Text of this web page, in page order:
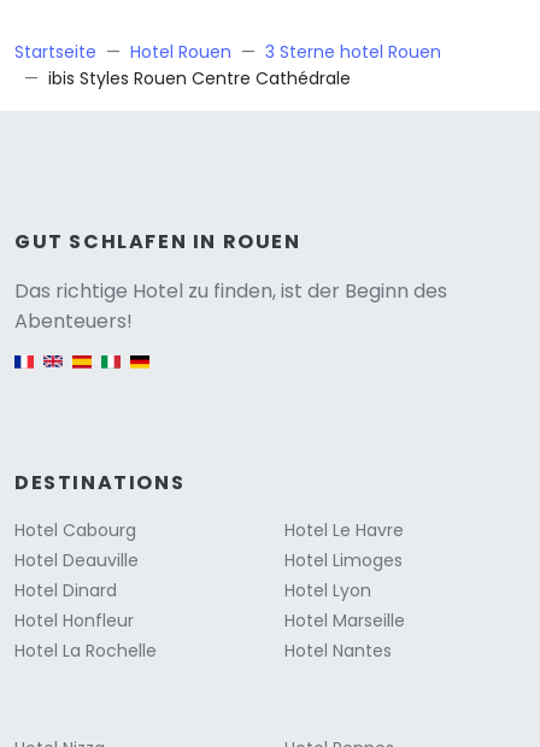
Startseite Hotel Rouen
3 Sterne hotel Rouen
ibis Styles Rouen Centre Cathédrale
GUT SCHLAFEN IN ROUEN
Das richtige Hotel zu finden, ist der Beginn des
Abenteuers!
English version
DESTINATIONS
Hotel Cabourg
Hotel Deauville
Hotel Dinard
Hotel Honfleur
Hotel La Rochelle
Hotel Le Havre
Hotel Limoges
Hotel Lyon
Hotel Marseille
Hotel Nantes